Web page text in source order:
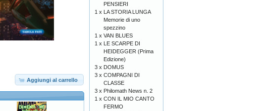
Aggiungi al carrello
PENSIERI
1 x LA STORIA LUNGA
Memorie di uno
spezzino
1 x VAN BLUES
1 x LE SCARPE DI
HEIDEGGER (Prima
Edizione)
3 x DOMUS
3 x COMPAGNI DI
CLASSE
3 x Philomath News n. 2
1 x CON IL MIO CANTO
FERMO